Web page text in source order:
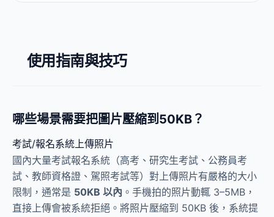
使用指南與技巧
哪些場景需要把圖片壓縮到50KB？
考試/報名系統上傳照片
國內大量考試報名系統（高考、研究生考試、公務員考
試、教師資格證、駕照考試等）對上傳照片有嚴格的大小
限制，通常是 50KB 以內 。手機拍的照片動輒 3–5MB，
直接上傳會被系統拒絕。將照片壓縮到 50KB 後，系統提